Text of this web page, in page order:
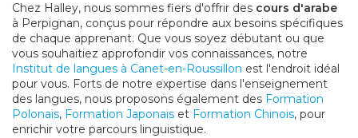
Chez Halley, nous sommes fiers d'offrir des cours d'arabe
à Perpignan, conçus pour répondre aux besoins spécifiques
de chaque apprenant. Que vous soyez débutant ou que
vous souhaitiez approfondir vos connaissances, notre
Institut de langues à Canet-en-Roussillon est l'endroit idéal
pour vous. Forts de notre expertise dans l'enseignement
des langues, nous proposons également des Formation
Polonais, Formation Japonais et Formation Chinois, pour
enrichir votre parcours linguistique.